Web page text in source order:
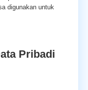
digunakan untuk
Pribadi